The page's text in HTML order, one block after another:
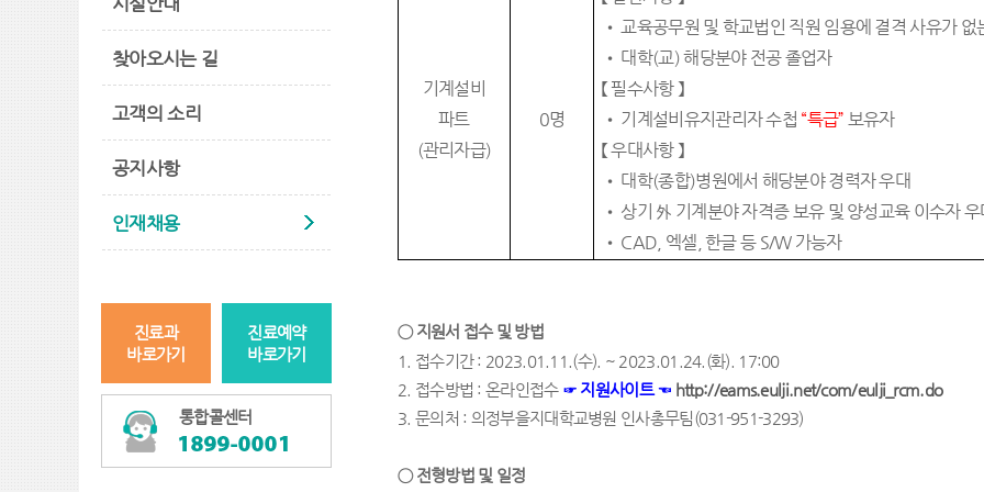
찾아오시는 길
고객의 소리
공지사항
인재채용
진료과
바로가기
진료예약
바로가기
통합콜센터
기계설비
파트
(관리자급)
0명
•교육공무원 및 학교법인 직원 임용에 결격 사유가 없
• 대학(교)해당분야 전공 졸업자
【 필수사항 】
• 기계설비유지관리자 수첩 “특급” 보유자
【우대사항 】
• 대학(종합)병원에서 해당분야 경력자 우대
• 상기 外 기계분야 자격증 보유 및 양성교육 이수자 우
• CAD, 엑셀 ,한글 등 S/W 가능자
◯지원서 접수 및 방법
1. 접수기간: 2023.01.11.(수). ~ 2023.01.24.(화). 17:00
2. 접수방법 :온라인접수 ☞ 지원사이트☜ http://eams.eulji.net/com/eulji_rcm.do
3. 문의처 : 의정부을지대학교병원 인사총무팀(031-951-3293)
◯전형방법 및 일정